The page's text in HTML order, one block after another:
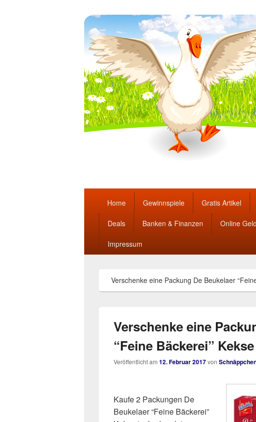
Täglich die besten
Home Gewinnspiele Gratis Artikel
Deals Banken & Finanzen Online
Impressum
Verschenke eine Packung De Beukelaer
Verschenke eine
“Feine Bäckerei”
Veröffentlicht am 12. Februar 2017von
Kaufe 2 Packungen De
Beukelaer “Feine Bäckerei”